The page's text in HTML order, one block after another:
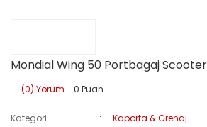
Mondial Wing 50 Portbagaj
(0) Yorum - 0 Puan
Kategori
Kaporta & Grenaj